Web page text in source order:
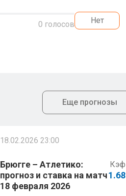
0 голосов Нет
Еще прогнозы
18.02.2026 23:00
Брюгге – Атлетико:
прогноз и ставка на матч
18 февраля 2026
Кэф
1.68